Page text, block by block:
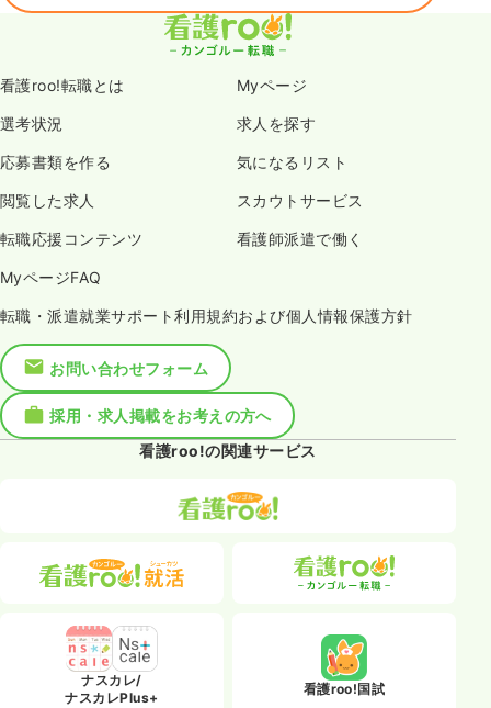
看護roo!転職とは Myページ
選考状況 求人を探す
応募書類を作る 気になるリスト
閲覧した求人 スカウトサービス
転職応援コンテンツ 看護師派遣で働く
MyページFAQ
転職・派遣就業サポート利用規約および個人情報保護方針
お問い合わせフォーム
採用・求人掲載をお考えの方へ
看護roo!の関連サービス
ナスカレ/
ナスカレPlus+
看護roo!国試